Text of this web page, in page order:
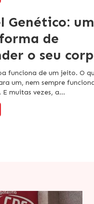
Genético:
de
o seu
funciona de um jeito. O
um, nem sempre
muitas vezes, a…